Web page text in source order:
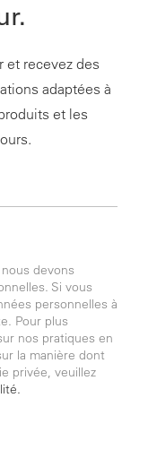
et recevez des
adaptées à
et les
devons
Si vous
personnelles à
Pour plus
nos pratiques en
la manière dont
privée, veuillez